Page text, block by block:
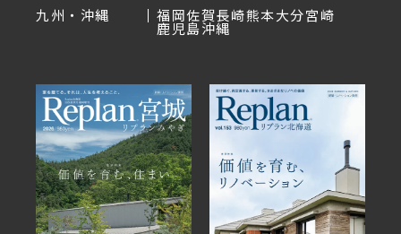
九州・沖縄
福岡佐賀長崎熊本大分宮崎
鹿児島沖縄